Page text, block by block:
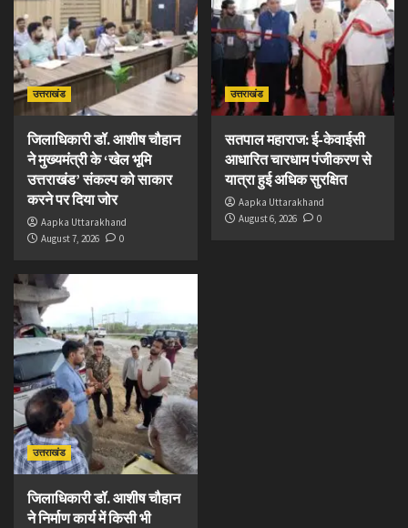
उत्तराखंड
जिलाधिकारी डॉ. आशीष चौहान
ने मुख्यमंत्री के ‘खेल भूमि
उत्तराखंड’ संकल्प को साकार
करने पर दिया जोर
Aapka Uttarakhand
August 7, 2026
0
उत्तराखंड
सतपाल महाराज: ई-केवाईसी
आधारित चारधाम पंजीकरण से
यात्रा हुई अधिक सुरक्षित
Aapka Uttarakhand
August 6, 2026
0
उत्तराखंड
जिलाधिकारी डॉ. आशीष चौहान
ने निर्माण कार्य में किसी भी